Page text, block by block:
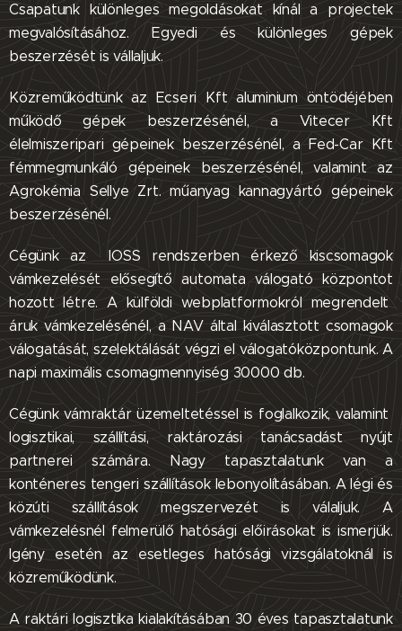
Csapatunk különleges megoldásokat kínál a projectek
megvalósításához. Egyedi és különleges gépek
beszerzését is vállaljuk.
Közreműködtünk az Ecseri Kft aluminium öntödéjében
működő gépek beszerzésénél, a Vitecer Kft
élelmiszeripari gépeinek beszerzésénél, a Fed-Car Kft
fémmegmunkáló gépeinek beszerzésénél, valamint az
Agrokémia Sellye Zrt. műanyag kannagyártó gépeinek
beszerzésénél.
Cégünk az IOSS rendszerben érkező kiscsomagok
vámkezelését elősegítő automata válogató központot
hozott létre. A külföldi webplatformokról megrendelt
áruk vámkezelésénél, a NAV által kiválasztott csomagok
válogatását, szelektálását végzi el válogatóközpontunk. A
napi maximális csomagmennyiség 30000 db.
Cégünk vámraktár üzemeltetéssel is foglalkozik, valamint
logisztikai, szállítási, raktározási tanácsadást nyújt
partnerei számára. Nagy tapasztalatunk van a
konténeres tengeri szállítások lebonyolításában. A légi és
közúti szállítások megszervezét is válaljuk. A
vámkezelésnél felmerülő hatósági előirásokat is ismerjük.
Igény esetén az esetleges hatósági vizsgálatoknál is
közreműködünk.
A raktári logisztika kialakításában 30 éves tapasztalatunk